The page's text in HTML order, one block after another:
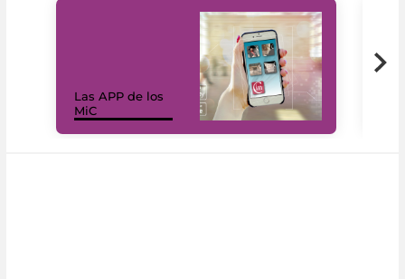
Las APP de los
MiC